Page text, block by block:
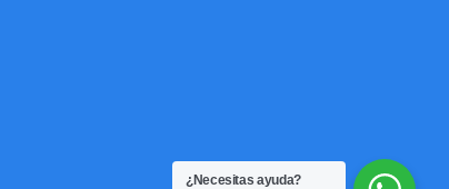
¿Necesitas ayuda?